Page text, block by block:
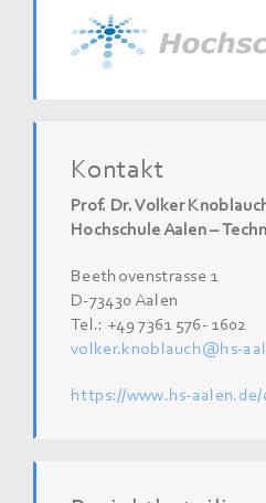
Kontakt
Prof. Dr. Volker
Hochschule Aalen –
Beethovenstrasse 1
D-73430 Aalen
Tel.: +49 7361 576- 1602
volker.knoblauch@hs-
https://www.hs-